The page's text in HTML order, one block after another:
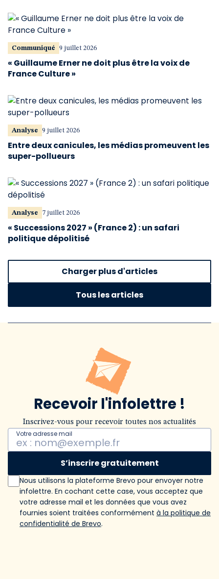
Communiqué 9 juillet 2026
« Guillaume Erner ne doit plus être la voix de
France Culture »
Analyse 9 juillet 2026
Entre deux canicules, les médias promeuvent les
super-pollueurs
Analyse 7 juillet 2026
« Successions 2027 » (France 2) : un safari
politique dépolitisé
Charger plus d'articles
Tous les articles
Recevoir l'infolettre !
Inscrivez-vous pour recevoir toutes nos actualités
Votre adresse mail
S’inscrire gratuitement
Nous utilisons la plateforme Brevo pour envoyer notre
infolettre. En cochant cette case, vous acceptez que
votre adresse mail et les données que vous avez
fournies soient traitées conformément à la politique de
confidentialité de Brevo.